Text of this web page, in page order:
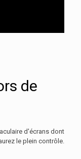
de
d'écrans dont
le plein contrôle.